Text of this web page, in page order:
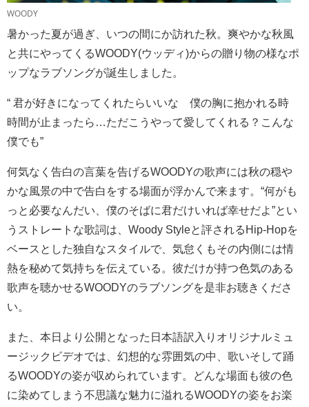
WOODY
暑かった夏が過ぎ、いつの間にか訪れた秋。爽やかな秋風
と共にやってくるWOODY(ウッディ)からの贈り物の様なポ
ップなラブソングが誕生しました。
“ 君が好きになってくれたらいいな 僕の胸に抱かれる時
時間が止まったら…ただこうやって愛してくれる？こんな
僕でも”
何気なく告白の言葉を告げるWOODYの歌声には秋の穏や
かな風景の中で告白をする場面が浮かんで来ます。“何がも
っと必要なんだい、僕のそばに君だけいれば幸せだよ”とい
うストレートな歌詞は、Woody Styleと評されるHip-Hopを
ベースとした独自なスタイルで、気怠くもその内側には情
熱を秘めて気持ちを伝えている。彼だけが持つ色気のある
歌声を聴かせるWOODYのラブソングを是非お聴きくださ
い。
また、本日より公開となった日本語訳入りオリジナルミュ
ージックビデオでは、幻想的な雰囲気の中、歌いそして踊
るWOODYの姿が収められています。どんな場面も彼の色
に染めてしまう不思議な魅力に溢れるWOODYの姿をお楽